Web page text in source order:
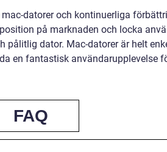
datorer och kontinuerliga
på marknaden och locka
pålitlig dator. Mac-datorer är helt
en fantastisk användarupplevelse
FAQ